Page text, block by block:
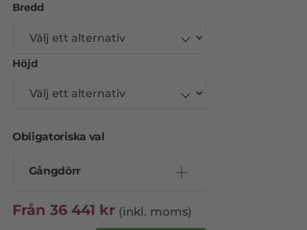
Bredd
Höjd
Obligatoriska val
Gångdörr
Från 36 441 kr (inkl. moms)